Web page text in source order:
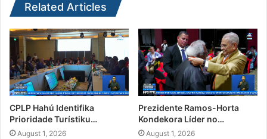
Related Articles
CPLP Hahú Identifika
Prioridade Turístiku…
August 1, 2026
Prezidente Ramos-Horta
Kondekora Líder no…
August 1, 2026